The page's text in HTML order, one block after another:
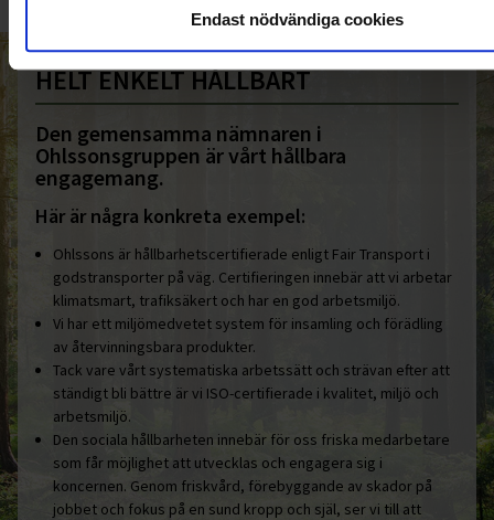
Endast nödvändiga cookies
HELT ENKELT HÅLLBART
Den gemensamma nämnaren i
Ohlssonsgruppen är vårt hållbara
engagemang.
Här är några konkreta exempel:
Ohlssons är hållbarhetscertifierade enligt Fair Transport i
godstransporter på väg. Certifieringen innebär att vi arbetar
klimatsmart, trafiksäkert och har en god arbetsmiljö.
Vi har ett miljömedvetet system för insamling och förädling
av återvinningsbara produkter.
Tack vare vårt systematiska arbetssätt och strävan efter att
ständigt bli bättre är vi ISO-certifierade i kvalitet, miljö och
arbetsmiljö.
Den sociala hållbarheten innebär för oss friska medarbetare
som får möjlighet att utvecklas och engagera sig i
koncernen. Genom friskvård, förebyggande av skador på
jobbet och fokus på en sund kropp och själ, ser vi till att